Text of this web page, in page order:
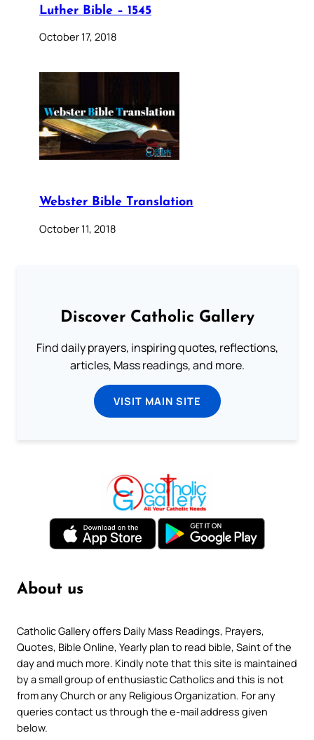
Luther Bible – 1545
October 17, 2018
Webster Bible Translation
October 11, 2018
Discover Catholic Gallery
Find daily prayers, inspiring quotes, reflections,
articles, Mass readings, and more.
VISIT MAIN SITE
About us
Catholic Gallery offers Daily Mass Readings, Prayers,
Quotes, Bible Online, Yearly plan to read bible, Saint of the
day and much more. Kindly note that this site is maintained
by a small group of enthusiastic Catholics and this is not
from any Church or any Religious Organization. For any
queries contact us through the e-mail address given
below.